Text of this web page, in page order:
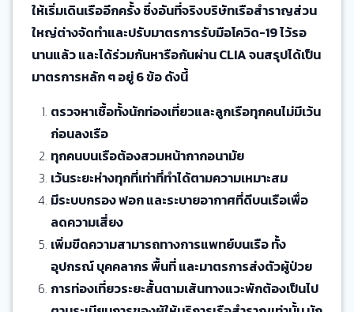
ให้เริ่มเดินเรืออีกครั้ง ซึ่งอันที่จริงบริษัทเรือสำราญส่วน
ใหญ่ต่างจัดทำและปรับมาตรการรับมือโควิด-19 ไว้รอ
นานแล้ว และได้ร่วมกันหารือกันผ่าน CLIA จนสรุปได้เป็น
มาตรการหลัก ๆ อยู่ 6 ข้อ ดังนี้
ตรวจหาเชื้อทั้งนักท่องเที่ยวและลูกเรือทุกคนไม่มีเว้น
ก่อนลงเรือ
ทุกคนบนเรือต้องสวมหน้ากากอนามัย
เว้นระยะห่างทุกที่เท่าที่ทำได้ตามความเหมาะสม
มีระบบกรอง ฟอก และระบายอากาศที่ดีบนเรือเพื่อ
ลดความเสี่ยง
เพิ่มขีดความสามารถทางการแพทย์บนเรือ ทั้ง
อุปกรณ์ บุคคลากร พื้นที่ และมาตรการส่งตัวผู้ป่วย
การท่องเที่ยวระยะสั้นตามเส้นทางแวะพักต้องเป็นไป